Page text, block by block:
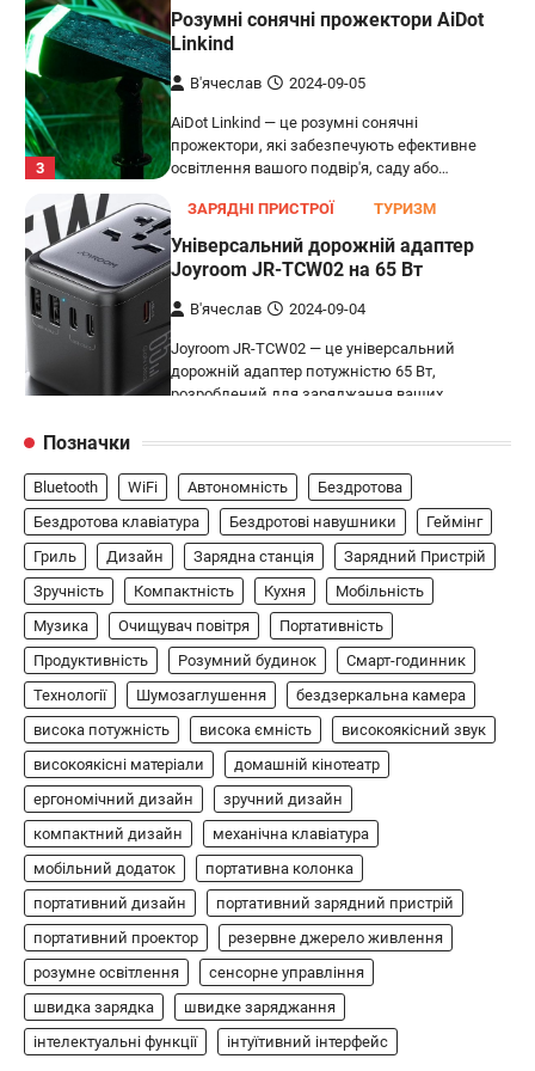
3
Розумні сонячні прожектори AiDot
Linkind
В'ячеслав 2024-09-05
AiDot Linkind — це розумні сонячні
прожектори, які забезпечують ефективне
освітлення вашого подвір'я, саду або…
ЗАРЯДНІ ПРИСТРОЇ ТУРИЗМ
Універсальний дорожній адаптер
Joyroom JR-TCW02 на 65 Вт
В'ячеслав 2024-09-04
Joyroom JR-TCW02 — це універсальний
дорожній адаптер потужністю 65 Вт,
розроблений для заряджання ваших
5
Бездротовий контролер 8BitDo Lite
SE 2.4G для Xbox
В'ячеслав 2024-09-03
8BitDo Lite SE 2.4G — це компактний
бездротовий контролер, розроблений
спеціально для Xbox. Завдяки своєму…
1
АУДІО КОЛОНКИ
Бездротова колонка LG XBOOM Go
XG2T
В'ячеслав 2024-09-07
LG XBOOM Go XG2T — це компактна
бездротова колонка, яка поєднує в собі
потужний звук…
ЗАРЯДНІ ПРИСТРОЇ
Портативна зарядна станція Yoshino
Power B330 SST
В'ячеслав 2024-09-06
Yoshino Power B330 SST — це
Позначки
Bluetooth WiFi Автономність
Бездротова
Бездротова клавіатура
Бездротові навушники
Геймінг
Гриль
Дизайн Зарядна станція
Зарядний Пристрій
Зручність
Компактність Кухня
Мобільність
Музика
Очищувач повітря
Портативність
Продуктивність
Розумний будинок
Смарт-годинник
Технології
Шумозаглушення
бездзеркальна камера
висока потужність
висока ємність
високоякісний звук
високоякісні матеріали
домашній кінотеатр
ергономічний дизайн
зручний дизайн
компактний дизайн
механічна клавіатура
мобільний додаток
портативна колонка
портативний дизайн
портативний зарядний пристрій
портативний проектор
резервне джерело живлення
розумне освітлення
сенсорне управління
швидка зарядка
швидке заряджання
інтелектуальні функції
інтуїтивний інтерфейс